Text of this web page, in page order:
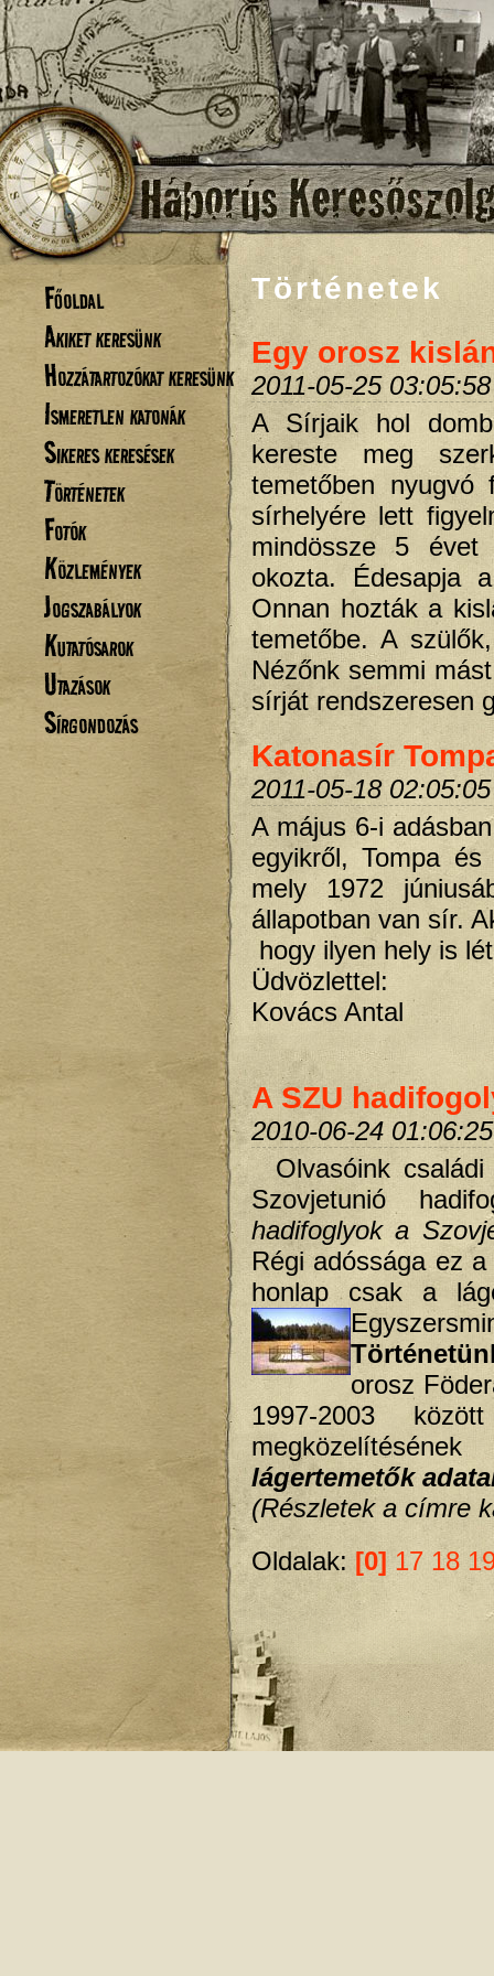
Főoldal
Akiket keresünk
Hozzátartozókat keresünk
Ismeretlen katonák
Sikeres keresések
Történetek
Fotók
Közlemények
Jogszabályok
Kutatósarok
Utazások
Sírgondozás
Történetek
Egy orosz
2011-05-25 03:05:58
A Sírjaik hol
kereste meg
temetőben nyugvó
sírhelyére lett
mindössze 5 évet
okozta. Édesapja
Onnan hozták a
temetőbe. A
Nézőnk semmi
sírját rendszeresen
Katonasír
2011-05-18 02:05:05
A május 6-i
egyikről, Tompa
mely 1972
állapotban van sír.
hogy ilyen hely is
Üdvözlettel:
Kovács Antal
A SZU
2010-06-24 01:06:25
Olvasóink családi
Szovjetunió
hadifoglyok a
Régi adóssága ez
honlap csak a
orosz
1997-2003
megközelítésének
lágertemetők
(Részletek a címre
Oldalak: [0] 17 18